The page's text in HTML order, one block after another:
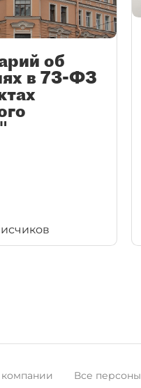
об
в 73-ФЗ
Все персоны